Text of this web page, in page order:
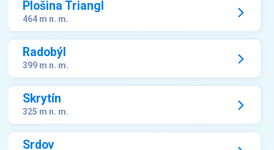
Plošina Triangl
464 m n. m.
Radobýl
399 m n. m.
Skrytín
325 m n. m.
Srdov